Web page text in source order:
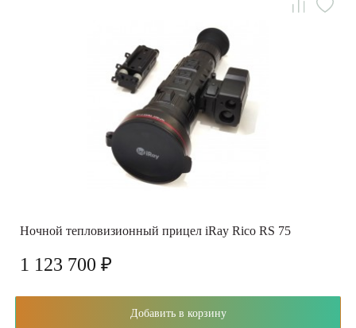
Ночной тепловизионный прицел iRay Rico RS 75
1 123 700 ₽
Добавить в корзину